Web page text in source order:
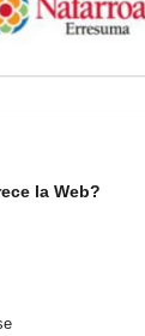
la Web?